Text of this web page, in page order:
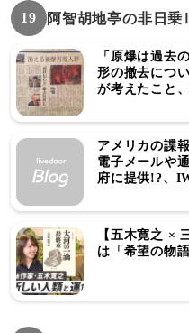
19 阿智胡地亭の非日乗
「原爆は過去
形の撤去につ
が考えたこと
アメリカの諜
電子メールや
府に提供!?、
【五木寛之 ×
は「希望の物語